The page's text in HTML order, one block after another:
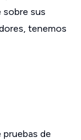
sobre sus
tenemos
pruebas de